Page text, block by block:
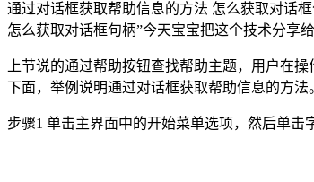
通过对话框获取帮助信息的方法 怎么获取对话
怎么获取对话框句柄”今天宝宝把这个技术分享
上节说的通过帮助按钮查找帮助主题，用户在
下面，举例说明通过对话框获取帮助信息的方法
步骤1 单击主界面中的开始菜单选项，然后单